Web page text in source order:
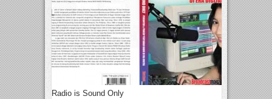
Radio is Sound Only